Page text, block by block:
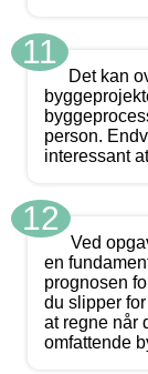
11
Det kan
person.
interessant
12
Ved
en
prognosen
du slipper
at regne når
omfattende